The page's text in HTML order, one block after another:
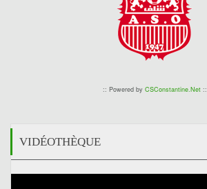
:: Powered by CSConstantine.Net::
VIDÉOTHÈQUE